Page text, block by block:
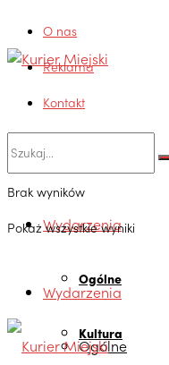
O nas
Reklama
Kontakt
Brak wyników
Pokaż wszystkie wyniki
Wydarzenia
Ogólne
Kultura
Wydarzenia
Ogólne